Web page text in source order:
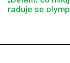
raduje se